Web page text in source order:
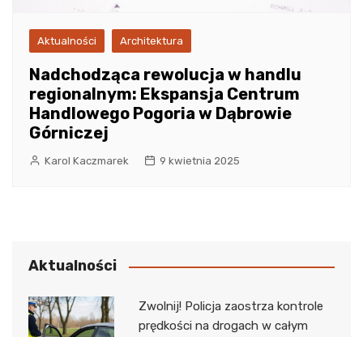
Aktualności Architektura
Nadchodząca rewolucja w handlu
regionalnym: Ekspansja Centrum
Handlowego Pogoria w Dąbrowie
Górniczej
Karol Kaczmarek 9 kwietnia 2025
Aktualności
Zwolnij! Policja zaostrza kontrole
prędkości na drogach w całym